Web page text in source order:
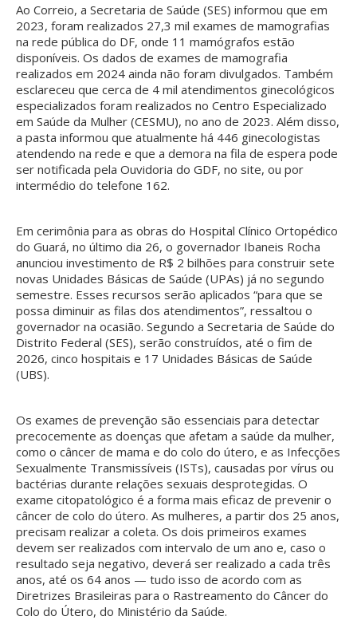
Ao Correio, a Secretaria de Saúde (SES) informou que em
2023, foram realizados 27,3 mil exames de mamografias
na rede pública do DF, onde 11 mamógrafos estão
disponíveis. Os dados de exames de mamografia
realizados em 2024 ainda não foram divulgados. Também
esclareceu que cerca de 4 mil atendimentos ginecológicos
especializados foram realizados no Centro Especializado
em Saúde da Mulher (CESMU), no ano de 2023. Além disso,
a pasta informou que atualmente há 446 ginecologistas
atendendo na rede e que a demora na fila de espera pode
ser notificada pela Ouvidoria do GDF, no site, ou por
intermédio do telefone 162.
Em cerimônia para as obras do Hospital Clínico Ortopédico
do Guará, no último dia 26, o governador Ibaneis Rocha
anunciou investimento de R$ 2 bilhões para construir sete
novas Unidades Básicas de Saúde (UPAs) já no segundo
semestre. Esses recursos serão aplicados “para que se
possa diminuir as filas dos atendimentos”, ressaltou o
governador na ocasião. Segundo a Secretaria de Saúde do
Distrito Federal (SES), serão construídos, até o fim de
2026, cinco hospitais e 17 Unidades Básicas de Saúde
(UBS).
Os exames de prevenção são essenciais para detectar
precocemente as doenças que afetam a saúde da mulher,
como o câncer de mama e do colo do útero, e as Infecções
Sexualmente Transmissíveis (ISTs), causadas por vírus ou
bactérias durante relações sexuais desprotegidas. O
exame citopatológico é a forma mais eficaz de prevenir o
câncer de colo do útero. As mulheres, a partir dos 25 anos,
precisam realizar a coleta. Os dois primeiros exames
devem ser realizados com intervalo de um ano e, caso o
resultado seja negativo, deverá ser realizado a cada três
anos, até os 64 anos — tudo isso de acordo com as
Diretrizes Brasileiras para o Rastreamento do Câncer do
Colo do Útero, do Ministério da Saúde.